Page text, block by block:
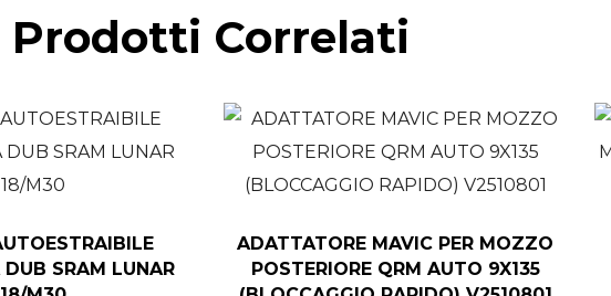
Prodotti Correlati
DUB SRAM LUNAR
ADATTATORE MAVIC PER MOZZO
POSTERIORE QRM AUTO 9X135